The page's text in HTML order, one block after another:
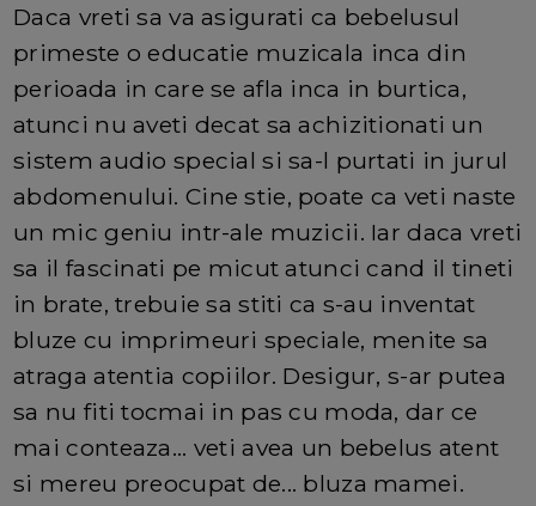
Daca vreti sa va asigurati ca bebelusul
primeste o educatie muzicala inca din
perioada in care se afla inca in burtica,
atunci nu aveti decat sa achizitionati un
sistem audio special si sa-l purtati in jurul
abdomenului. Cine stie, poate ca veti naste
un mic geniu intr-ale muzicii. Iar daca vreti
sa il fascinati pe micut atunci cand il tineti
in brate, trebuie sa stiti ca s-au inventat
bluze cu imprimeuri speciale, menite sa
atraga atentia copiilor. Desigur, s-ar putea
sa nu fiti tocmai in pas cu moda, dar ce
mai conteaza... veti avea un bebelus atent
si mereu preocupat de... bluza mamei.